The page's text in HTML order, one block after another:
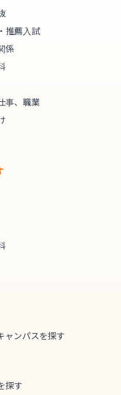
推薦入試
係
事、職業
ャンパスを探す
探す